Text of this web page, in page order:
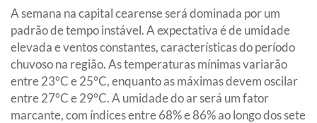
A semana na capital cearense será dominada por um
padrão de tempo instável. A expectativa é de umidade
elevada e ventos constantes, características do período
chuvoso na região. As temperaturas mínimas variarão
entre 23°C e 25°C, enquanto as máximas devem oscilar
entre 27°C e 29°C. A umidade do ar será um fator
marcante, com índices entre 68% e 86% ao longo dos sete